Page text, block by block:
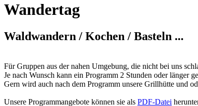
Wandertag
Waldwandern / Kochen / Basteln ...
Für Gruppen aus der nahen Umgebung, die nicht bei uns
Je nach Wunsch kann ein Programm 2 Stunden oder länger
Gern wird auch nach dem Programm unsere Grillhütte und
Unsere Programmangebote können sie als PDF-Datei